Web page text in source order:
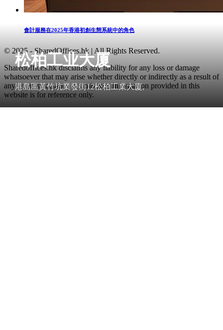
松柏工业大厦
港島區黃竹坑業發街12松柏工業大廈,
會計服務在2025年香港初創生態系統中的角色
© 2025 - SharedOffices.hk | All Rights Reserved.
Sharedoffices.hk disclaims any liability for any loss or damage
whatsoever that may arise whether directly or indirectly as a result of
any error, inaccuracy or omission. Information provided in this
website is for reference only.